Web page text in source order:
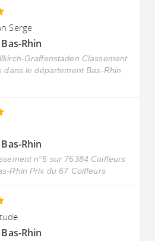
Serge
Rhin
Graffenstaden Classement
dans le département Bas-Rhin
Rhin
n°5 sur 76384 Coiffeurs
Rhin Prix du 67 Coiffeurs
Rhin